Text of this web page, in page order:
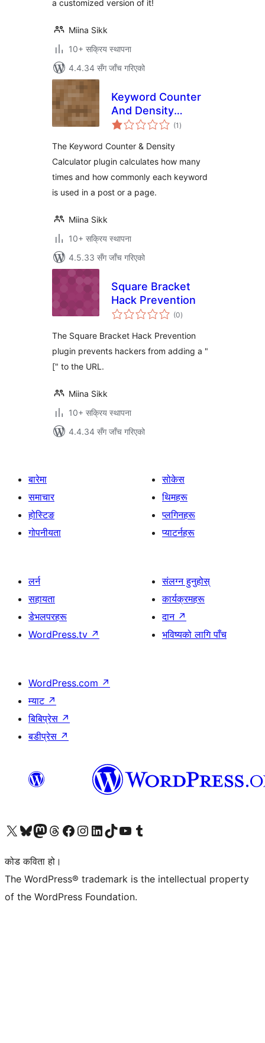
a customized version of it!
Miina Sikk
10+ सक्रिय स्थापना
4.4.34 सँग जाँच गरिएको
Keyword Counter
And Density
Calculator
(1 कुल
रेटिङ्गहरू
)
The Keyword Counter & Density
Calculator plugin calculates how many
times and how commonly each keyword
is used in a post or a page.
Miina Sikk
10+ सक्रिय स्थापना
4.5.33 सँग जाँच गरिएको
Square Bracket
Hack Prevention
(0कुल
रेटिङ्गहरू
)
The Square Bracket Hack Prevention
plugin prevents hackers from adding a "
[" to the URL.
Miina Sikk
10+ सक्रिय स्थापना
4.4.34 सँग जाँच गरिएको
बारेमा
समाचार
होस्टिङ
गोपनीयता
सोकेस
थिमहरू
प्लगिनहरू
प्याटर्नहरू
लर्न
सहायता
डेभलपरहरू
WordPress.tv ↗
संलग्न हुनुहोस्
कार्यक्रमहरू
दान ↗
भविष्यको लागि पाँच
WordPress.com ↗
म्याट ↗
बिबिप्रेस ↗
बडीप्रेस ↗
हाम्रो X (पहिले ट्विटर) खातामा जानुहोस्
हाम्रो Bluesky खाता भ्रमण गर्नुहोस्
हाम्रो म्यास्टोडन खाता भ्रमण गर्नुहोस्
हाम्रो थ्रेड्स खातामा जानुहोस्
हाम्रो फेसबुक पेजमा जानुहोस्
हाम्रो इन्स्टाग्राम खातामा जानुहोस्
हाम्रो लिङ्क्डइन खातामा जानुहोस्
हाम्रो TikTok खाता भ्रमण गर्नुहोस्
हाम्रो युट्युब च्यानलमा जानुहोस्
हाम्रो टम्बलर खाता भ्रमण गर्नुहोस्
कोड कविता हो।
The WordPress® trademark is the intellectual property
of the WordPress Foundation.